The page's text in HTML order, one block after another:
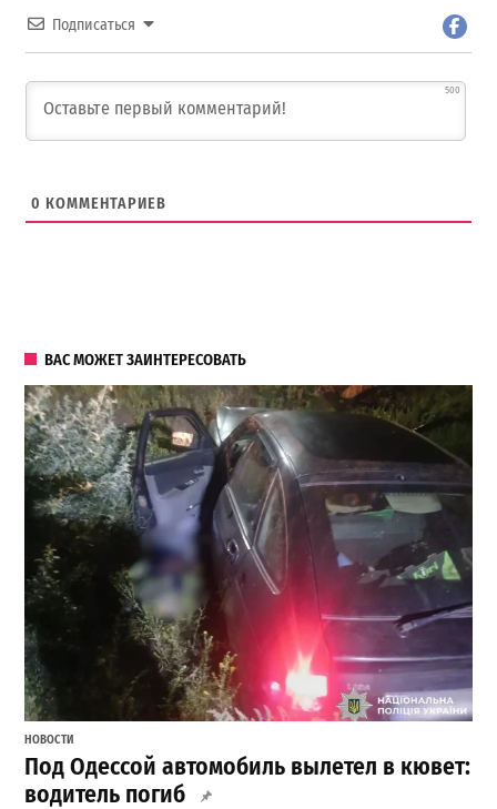
Подписаться
500
0 КОММЕНТАРИЕВ
ВАС МОЖЕТ ЗАИНТЕРЕСОВАТЬ
НОВОСТИ
Под Одессой автомобиль вылетел в кювет:
водитель погиб